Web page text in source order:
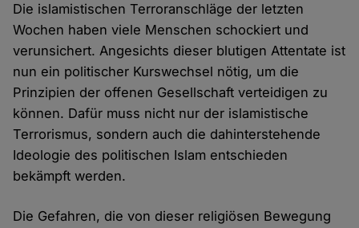
Die islamistischen Terroranschläge der letzten
Wochen haben viele Menschen schockiert und
verunsichert. Angesichts dieser blutigen Attentate ist
nun ein politischer Kurswechsel nötig, um die
Prinzipien der offenen Gesellschaft verteidigen zu
können. Dafür muss nicht nur der islamistische
Terrorismus, sondern auch die dahinterstehende
Ideologie des politischen Islam entschieden
bekämpft werden.
Die Gefahren, die von dieser religiösen Bewegung